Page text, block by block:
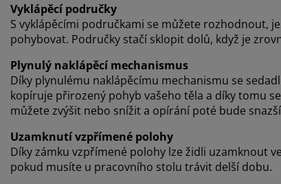
Vyklápěcí područky
S vyklápěcími područkami se můžete rozhodnout,
pohybovat. Područky stačí sklopit dolů, když je
Plynulý naklápěcí mechanismus
Díky plynulému naklápěcímu mechanismu se
kopíruje přirozený pohyb vašeho těla a díky tomu
můžete zvýšit nebo snížit a opírání poté bude
Uzamknutí vzpřímené polohy
Díky zámku vzpřímené polohy lze židli uzamknout
pokud musíte u pracovního stolu trávit delší dobu.